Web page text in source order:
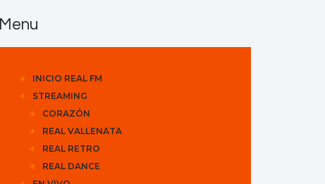
Menu
INICIO REAL FM
STREAMING
CORAZÓN
REAL VALLENATA
REAL RETRO
REAL DANCE